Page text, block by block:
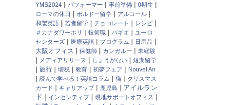
YMS2024 | パフォーマー | 事前準備 | 0期生 |
ローマの休日 | ボルドー留学 | アルコール |
和製英語 | 若者留学 | チョコレート | レシピ |
＃カナダワーホリ | 技術職 | バギオ | ユーロ
センターズ | 医療英語 | プログラム | 日用品 |
大阪オフィス | 保健師 | カンガルー | 未経験
| メディアリリース | しょうがない | 短期留学
| 旅行 | 増税 | 教育 | 初夢フェア | Nouvel An
| 読んで学べる！英語コラム | 猫 | クリスマス
カード | キャリアップ| 鹿児島 | アイルラン
ド | インセンティブ | 現地サポートオフィス |